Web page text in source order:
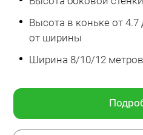
Высота в коньке от
от ширины
Ширина 8/10/12 метров